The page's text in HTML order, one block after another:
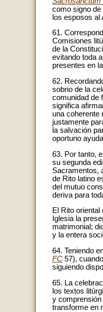
como signo de
los esposos al
61.
Comisiones
de la
evitando toda
presentes en
62.
sobrio de la
comunidad de
significa
una coherente
justamente
la salvación
oportuno
63. Por tanto,
su segunda
Sacramentos,
de Rito latino
del mutuo
deriva para
El Rito
Iglesia la
matrimonial;
y la entera
64. Teniendo
FC 57),
siguiendo
65. La
los textos
y
transforme en